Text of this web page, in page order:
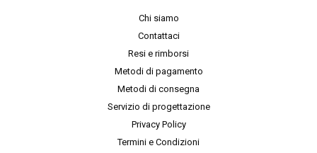
Chi siamo
Contattaci
Resi e rimborsi
Metodi di pagamento
Metodi di consegna
Servizio di progettazione
Privacy Policy
Termini e Condizioni